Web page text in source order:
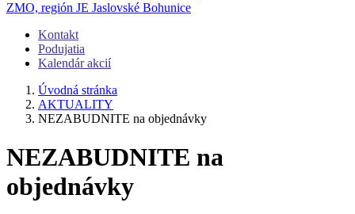
ZMO, región JE Jaslovské Bohunice
Kontakt
Podujatia
Kalendár akcií
Úvodná stránka
AKTUALITY
NEZABUDNITE na objednávky
NEZABUDNITE na
objednávky